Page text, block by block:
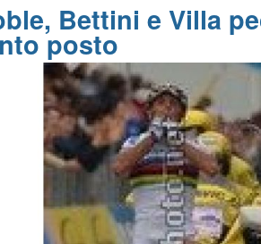
Bettini e Villa
posto